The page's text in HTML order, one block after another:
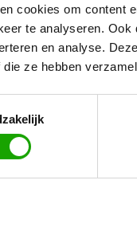
cookies om content
te analyseren.
en analyse.
ze hebben
componenten
precies in
fiscale regeling is,
kaders van de